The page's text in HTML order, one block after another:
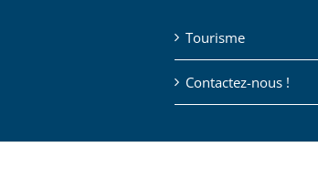
Tourisme
Contactez-nous !